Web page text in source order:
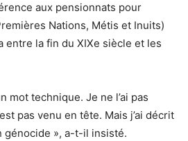
aux pensionnats pour
Nations, Métis et Inuits)
entre la fin du XIXe siècle et les
mot technique. Je ne l’ai pas
pas venu en tête. Mais j’ai décrit
génocide », a-t-il insisté.